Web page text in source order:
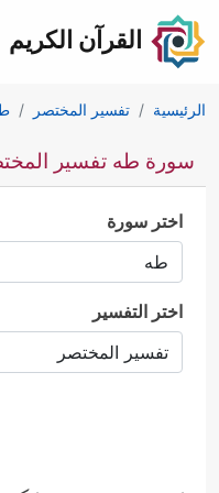
القرآن الكريم
الرئيسية تفسير المختصر
سورة طه تفسير المختصر
اختر سورة
اختر التفسير